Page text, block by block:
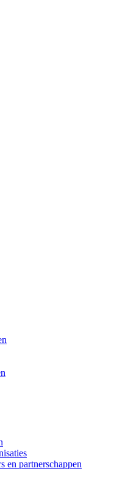
en partnerschappen